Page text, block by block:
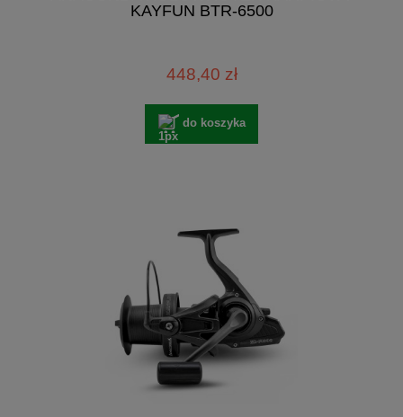
KAYFUN BTR-6500
448,40 zł
do koszyka